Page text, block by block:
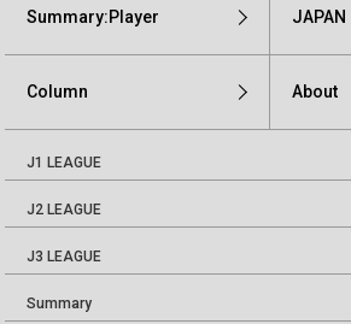
Summary:Player JAPAN
Column About
J1 LEAGUE
J2 LEAGUE
J3 LEAGUE
Summary